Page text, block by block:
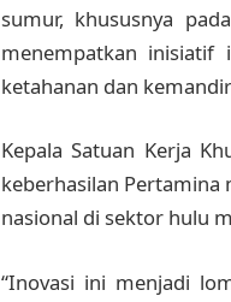
sumur, khususnya
menempatkan
ketahanan dan
Kepala Satuan Kerja
keberhasilan
nasional di sektor hulu
“Inovasi ini menjadi